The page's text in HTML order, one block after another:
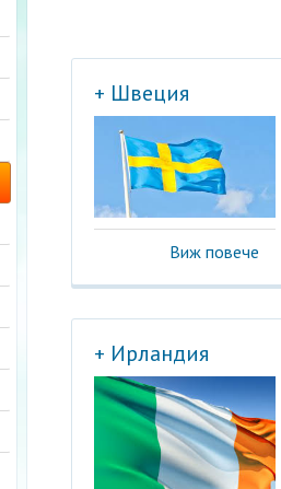
+ Швеция
Виж повече
+ Ирландия